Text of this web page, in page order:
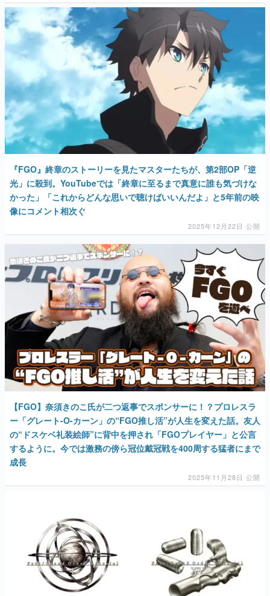
『FGO』終章のストーリーを見たマスターたちが、第2部OP「逆
光」に殺到。YouTubeでは「終章に至るまで真意に誰も気づけな
かった」「これからどんな思いで聴けばいいんだよ」と5年前の映
像にコメント相次ぐ
2025年12月22日 公開
【FGO】奈須きのこ氏が二つ返事でスポンサーに！？プロレスラ
ー「グレート-O-カーン」の“FGO推し活”が人生を変えた話。友人
の“ドスケベ礼装絵師”に背中を押され「FGOプレイヤー」と公言
するように。今では激務の傍ら冠位戴冠戦を400周する猛者にまで
成長
2025年11月28日 公開